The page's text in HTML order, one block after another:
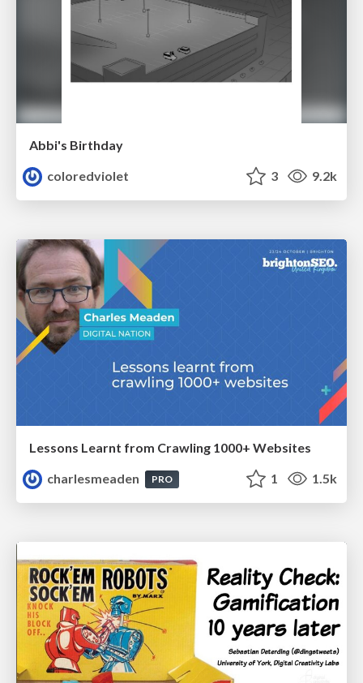
Abbi's Birthday
coloredviolet
3 9.2k
Lessons Learnt from Crawling 1000+ Websites
charlesmeaden
PRO 1 1.5k